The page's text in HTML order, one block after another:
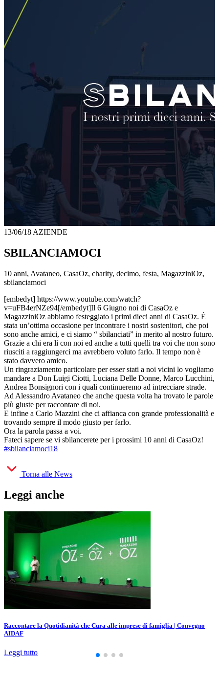
13/06/18 AZIENDE
SBILANCIAMOCI
10 anni, Avataneo, CasaOz, charity, decimo, festa, MagazziniOz,
sbilanciamoci
[embedyt] https://www.youtube.com/watch?
v=uFB4erNZe94[/embedyt]Il 6 Giugno noi di CasaOz e
MagazziniOz abbiamo festeggiato i primi dieci anni di CasaOz. É
stata un’ottima occasione per incontrare i nostri sostenitori, che poi
sono anche amici, e ci siamo “ sbilanciati” in merito al nostro futuro.
Grazie a chi era lì con noi ed anche a tutti quelli tra voi che non sono
riusciti a raggiungerci ma avrebbero voluto farlo. Il tempo non è
stato davvero amico.
Un ringraziamento particolare per esser stati a noi vicini lo vogliamo
mandare a Don Luigi Ciotti, Luciana Delle Donne, Marco Lucchini,
Andrea Bonsignori con i quali continueremo ad intrecciare strade.
Ad Alessandro Avataneo che anche questa volta ha trovato le parole
più giuste per raccontare di noi.
E infine a Carlo Mazzini che ci affianca con grande professionalità e
trovando sempre il modo giusto per farlo.
Ora la parola passa a voi.
Fateci sapere se vi sbilancerete per i prossimi 10 anni di CasaOz!
#sbilanciamoci18
Torna alle News
Leggi anche
Raccontare la Quotidianità che Cura alle imprese di famiglia | Convegno
AIDAF
Leggi tutto